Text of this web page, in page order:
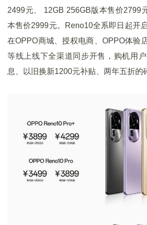
2499元、 12GB 256GB版本售价2799
本售价2999元。Reno10全系即日起开
在OPPO商城、授权电商、OPPO体验
等线上线下全渠道同步开售，购机用
息、以旧换新1200元补贴、两年五折的